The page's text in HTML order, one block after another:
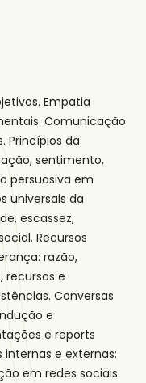
Empatia
Comunicação
Princípios da
sentimento,
persuasiva em
universais da
escassez,
Recursos
razão,
recursos e
Conversas
e
e reports
internas e externas:
em redes sociais.